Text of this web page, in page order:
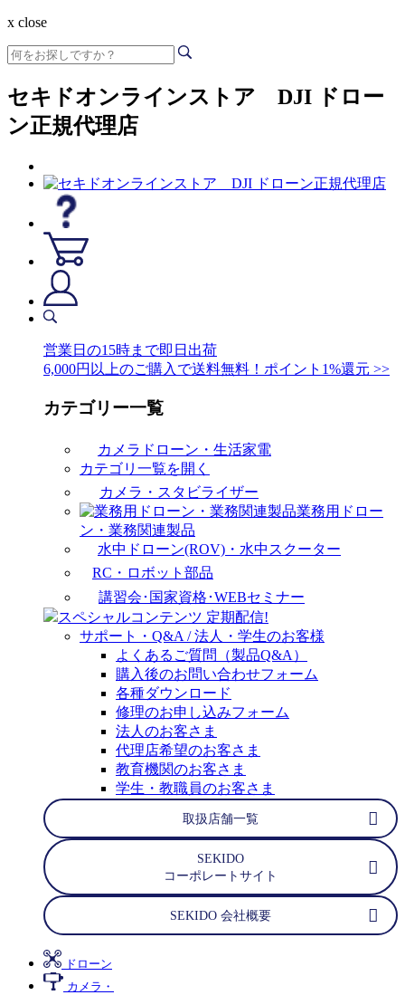
x close
セキドオンラインストア DJI ドロー
ン正規代理店
営業日の15時まで即日出荷
6,000円以上のご購入で送料無料！ポイント1%還元 >>
カテゴリー一覧
カメラドローン・生活家電
カテゴリ一覧を開く
カメラ・スタビライザー
業務用ドロー
ン・業務関連製品
水中ドローン(ROV)・水中スクーター
RC・ロボット部品
講習会･国家資格･WEBセミナー
スペシャルコンテンツ 定期配信!
サポート・Q&A / 法人・学生のお客様
よくあるご質問（製品Q&A）
購入後のお問い合わせフォーム
各種ダウンロード
修理のお申し込みフォーム
法人のお客さま
代理店希望のお客さま
教育機関のお客さま
学生・教職員のお客さま
取扱店舗一覧
SEKIDO
コーポレートサイト
SEKIDO 会社概要
ドローン
カメラ・